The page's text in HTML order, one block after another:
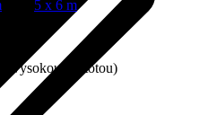
5 x 6 m
s vysokou hustotou)